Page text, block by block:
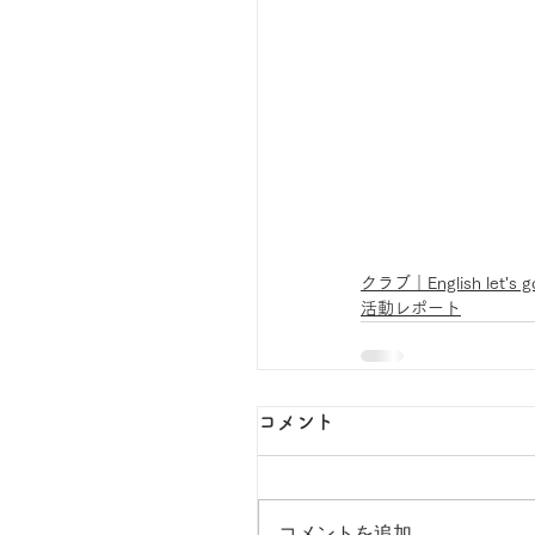
クラブ｜English let's
活動レポート
コメント